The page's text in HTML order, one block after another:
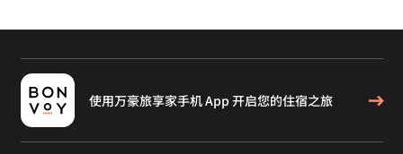
使用万豪旅享家手机 App 开启您的住宿之旅